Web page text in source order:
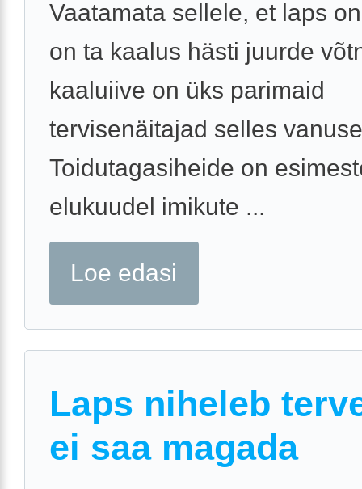
Vaatamata sellele, et laps
on ta kaalus hästi juurde
kaaluiive on üks parimaid
tervisenäitajad selles
Toidutagasiheide on
elukuudel imikute ...
Loe edasi
Laps niheleb
ei saa magada